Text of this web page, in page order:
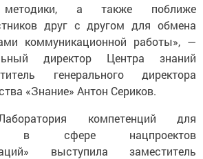
методики, а также поближе
друг с другом для обмена
коммуникационной работы», —
директор Центра знаний
генерального директора
«Знание» Антон Сериков.
компетенций для
в сфере нацпроектов
выступила заместитель